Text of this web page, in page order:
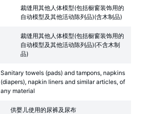
裁缝用其他人体模型(包括橱窗装饰用的
自动模型及其他活动陈列品)(含木制品)
裁缝用其他人体模型(包括橱窗装饰用的
自动模型及其他活动陈列品)(不含木制
品)
Sanitary towels (pads) and tampons, napkins
(diapers), napkin liners and similar articles, of
any material
供婴儿使用的尿裤及尿布